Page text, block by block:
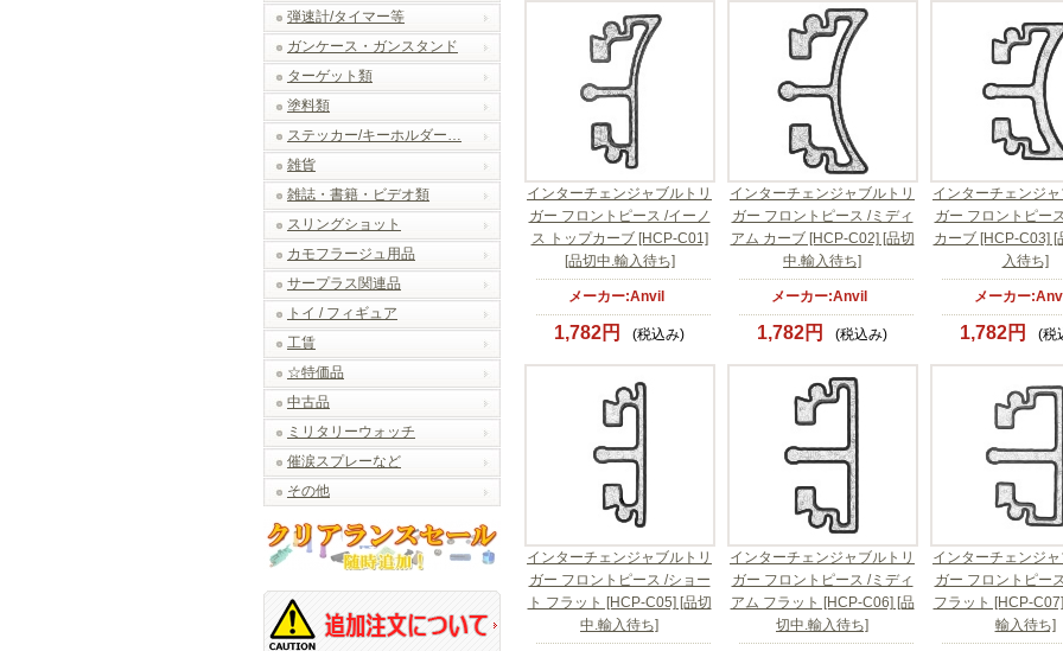
弾速計/タイマー等
ガンケース・ガンスタンド
ターゲット類
塗料類
ステッカー/キーホルダー…
雑貨
雑誌・書籍・ビデオ類
スリングショット
カモフラージュ用品
サープラス関連品
トイ / フィギュア
工賃
☆特価品
中古品
ミリタリーウォッチ
催涙スプレーなど
その他
インターチェンジャブルトリ
ガー フロントピース /イーノ
ス トップカーブ [HCP-C01]
[品切中.輸入待ち]
メーカー:Anvil
1,782円 (税込み)
インターチェンジャブルトリ
ガー フロントピース /ミディ
アム カーブ [HCP-C02] [品切
中.輸入待ち]
メーカー:Anvil
1,782円 (税込み)
インターチェンジャ
ガー フロントピー
カーブ [HCP-C03] [
入待ち]
メーカー
1,782円 (税
インターチェンジャブルトリ
ガー フロントピース /ショー
ト フラット [HCP-C05] [品切
中.輸入待ち]
インターチェンジャブルトリ
ガー フロントピース /ミディ
アム フラット [HCP-C06] [品
切中.輸入待ち]
インターチェンジャ
ガー フロントピー
フラット [HCP-
輸入待ち]